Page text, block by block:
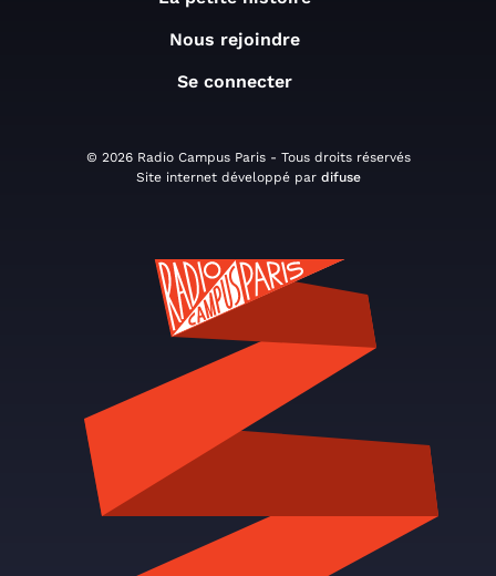
Nous rejoindre
Se connecter
© 2026 Radio Campus Paris - Tous droits réservés
Site internet développé par difuse